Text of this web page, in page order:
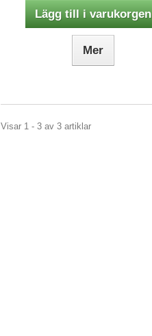
Lägg till i varukorgen
Mer
Visar 1 - 3 av 3 artiklar